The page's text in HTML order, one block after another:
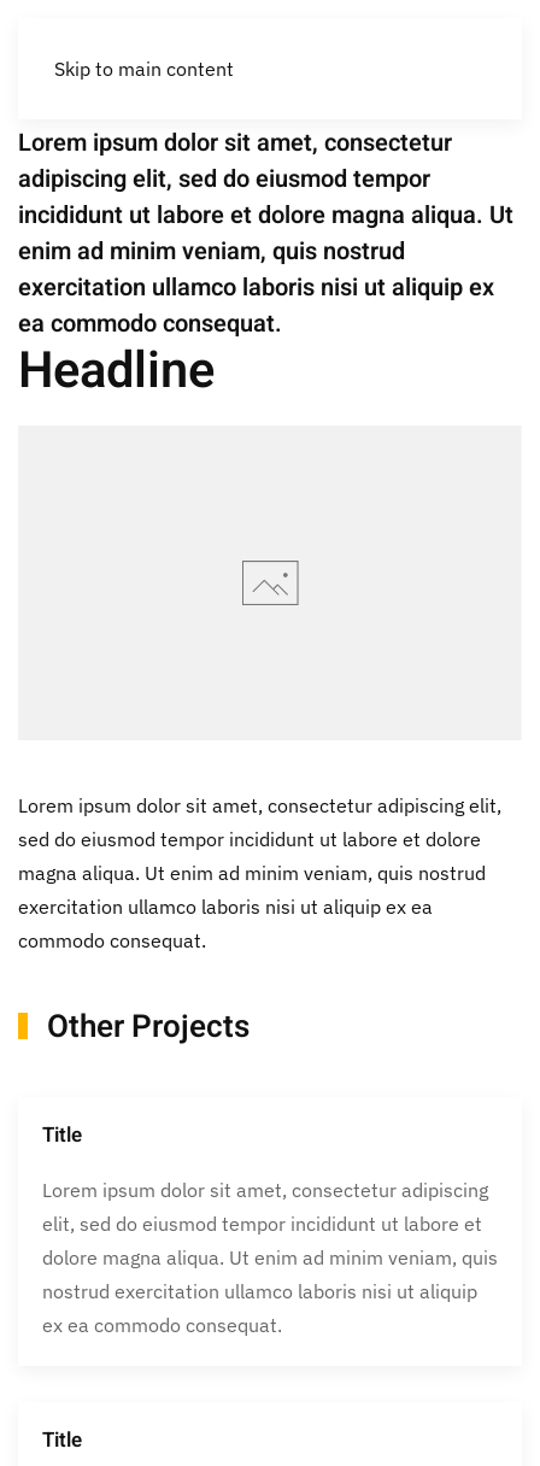
Skip to main content
New Construction Roca Llisa Lamas
Lorem ipsum dolor sit amet, consectetur
adipiscing elit, sed do eiusmod tempor
incididunt ut labore et dolore magna aliqua. Ut
enim ad minim veniam, quis nostrud
exercitation ullamco laboris nisi ut aliquip ex
ea commodo consequat.
Headline
Lorem ipsum dolor sit amet, consectetur adipiscing elit,
sed do eiusmod tempor incididunt ut labore et dolore
magna aliqua. Ut enim ad minim veniam, quis nostrud
exercitation ullamco laboris nisi ut aliquip ex ea
commodo consequat.
Other Projects
Title
Lorem ipsum dolor sit amet, consectetur adipiscing
elit, sed do eiusmod tempor incididunt ut labore et
dolore magna aliqua. Ut enim ad minim veniam, quis
nostrud exercitation ullamco laboris nisi ut aliquip
ex ea commodo consequat.
Title